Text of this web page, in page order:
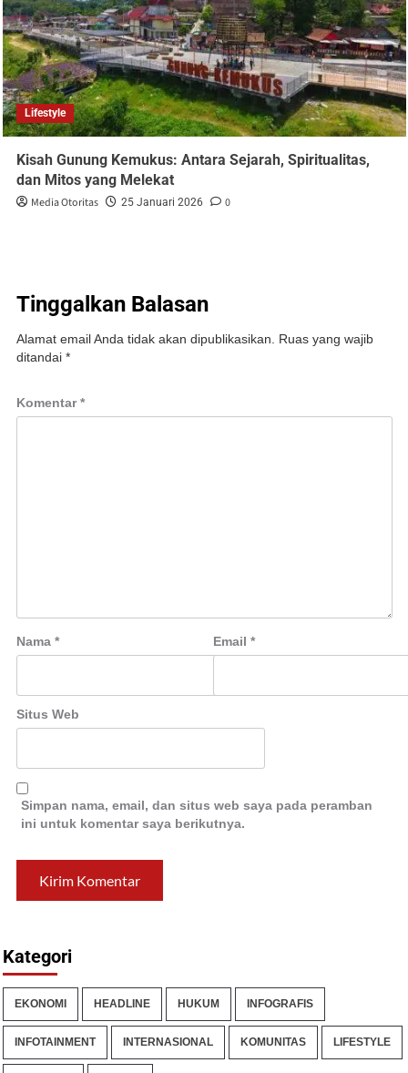
Lifestyle
Kisah Gunung Kemukus: Antara Sejarah, Spiritualitas,
dan Mitos yang Melekat
Media Otoritas 25 Januari 2026 0
Tinggalkan Balasan
Alamat email Anda tidak akan dipublikasikan.
Ruas yang wajib
ditandai *
Komentar*
Nama * Email *
Situs Web
Simpan nama, email, dan situs web saya pada peramban
ini untuk komentar saya berikutnya.
Kategori
EKONOMI HEADLINE HUKUM INFOGRAFIS
INFOTAINMENT INTERNASIONAL KOMUNITAS LIFESTYLE